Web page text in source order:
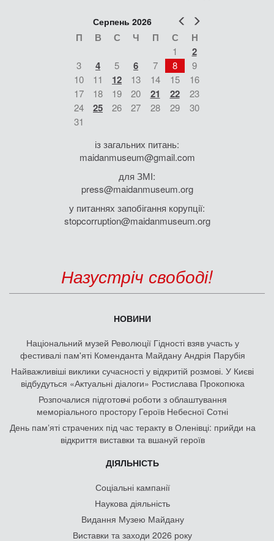
Попер
Серпень 2026
П В С Ч П С Н
1 2
3 4 5 6 7 8
9
10
11 12 13 14 15
16
17
18 19 20 21 22
23
24
25 26 27 28 29
30
31
із загальних питань:
maidanmuseum@gmail.com
для ЗМІ:
press@maidanmuseum.org
у питаннях запобігання корупції:
stopcorruption@maidanmuseum.org
Назустріч свободі!
НОВИНИ
Національний музей Революції Гідності взяв участь у
фестивалі пам'яті Коменданта Майдану Андрія Парубія
Найважливіші виклики сучасності у відкритій розмові. У Києві
відбудуться «Актуальні діалоги» Ростислава Прокопюка
Розпочалися підготовчі роботи з облаштування
меморіального простору Героїв Небесної Сотні
День памʼяті страчених під час теракту в Оленівці: прийди на
відкриття виставки та вшануй героїв
ДІЯЛЬНІСТЬ
Соціальні кампанії
Наукова діяльність
Видання Музею Майдану
Виставки та заходи 2026 року